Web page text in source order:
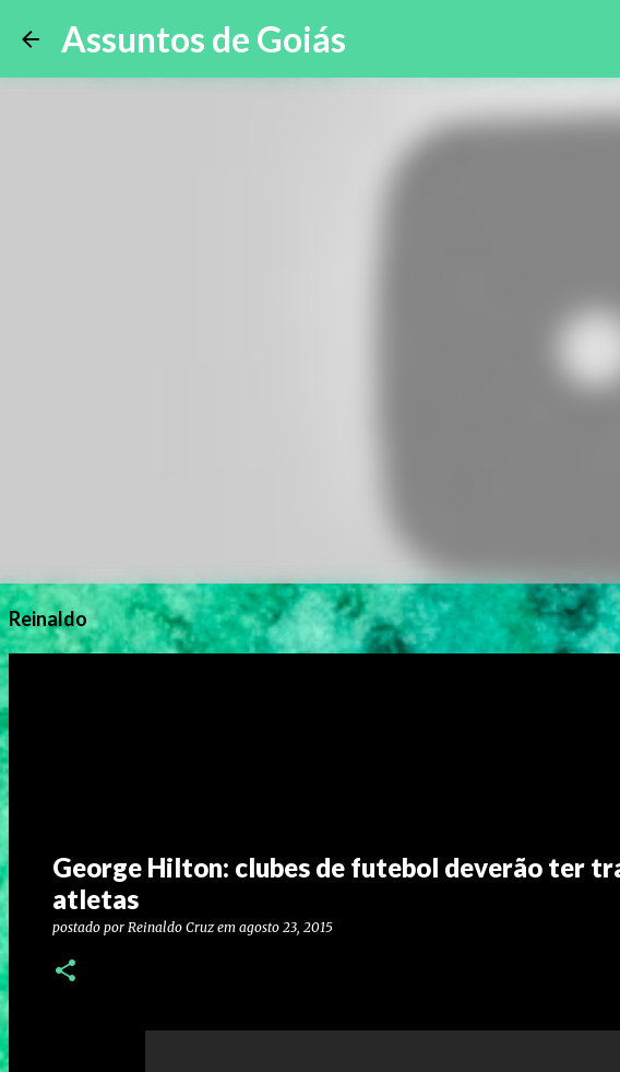
Assuntos de Goiás
Reinaldo
George Hilton: clubes de futebol deverão ter
atletas
postado por Reinaldo Cruz em agosto 23, 2015